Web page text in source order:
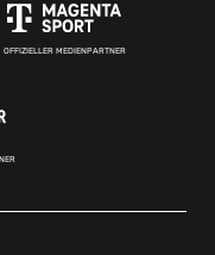
OFFIZIELLER MEDIENPARTNER